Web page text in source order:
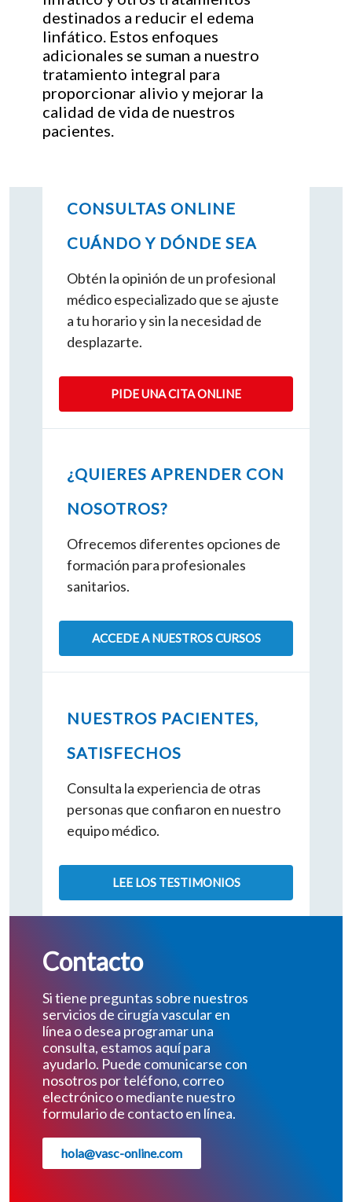
destinados a reducir el edema
linfático. Estos enfoques
adicionales se suman a nuestro
tratamiento integral para
proporcionar alivio y mejorar la
calidad de vida de nuestros
pacientes.
CONSULTAS ONLINE
CUÁNDO Y DÓNDE SEA
Obtén la opinión de un profesional
médico especializado que se ajuste
a tu horario y sin la necesidad de
desplazarte.
PIDE UNA CITA ONLINE
¿QUIERES APRENDER CON
NOSOTROS?
Ofrecemos diferentes opciones de
formación para profesionales
sanitarios.
ACCEDE A NUESTROS CURSOS
NUESTROS PACIENTES,
SATISFECHOS
Consulta la experiencia de otras
personas que confiaron en nuestro
equipo médico.
LEE LOS TESTIMONIOS
Contacto
Si tiene preguntas sobre nuestros
servicios de cirugía vascular en
línea o desea programar una
consulta, estamos aquí para
ayudarlo. Puede comunicarse con
nosotros por teléfono, correo
electrónico o mediante nuestro
formulario de contacto en línea.
hola@vasc-online.com